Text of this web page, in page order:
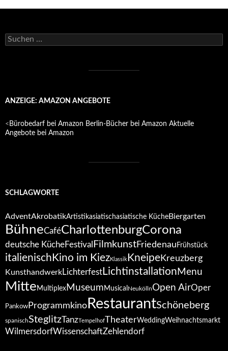
Suchen
nach:
ANZEIGE: AMAZON ANGEBOTE
< Bürobedarf bei Amazon Berlin-Bücher bei Amazon Aktuelle
Angebote bei Amazon
SCHLAGWORTE
AdventAkrobatikArtistikasiatischasiatische Küche Biergarten
BühneCaféCharlottenburgCorona
deutsche KücheFestival FilmkunstFriedenau Frühstück
italienisch Kino im KiezKlassik KneipeKreuzberg
KunsthandwerkLichterfest Lichtinstallation Menu
Mitte Multiplex Museum Musical NeuköllnOpen AirOper
Pankow Programmkino RestaurantSchöneberg
spanischSteglitzTanzTempelhofTheaterWeddingWeihnachtsmarkt
WilmersdorfWissenschaftZehlendorf